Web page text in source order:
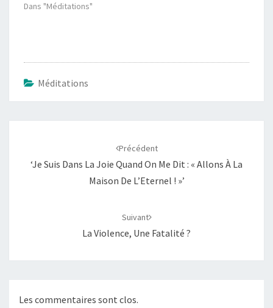
Dans "Méditations"
Méditations
Précédent
‘Je Suis Dans La Joie Quand On Me Dit : « Allons À La
Maison De L’Eternel ! »’
Suivant
La Violence, Une Fatalité ?
Les commentaires sont clos.